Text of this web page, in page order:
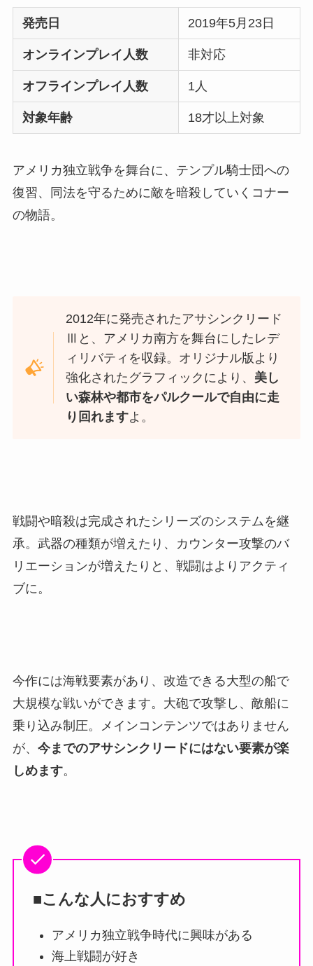
発売日 2019年5月23日
オンラインプレイ人数 非対応
オフラインプレイ人数 1人
対象年齢 18才以上対象
アメリカ独立戦争を舞台に、テンプル騎士団への
復習、同法を守るために敵を暗殺していくコナー
の物語。
2012年に発売されたアサシンクリード
Ⅲと、アメリカ南方を舞台にしたレデ
ィリバティを収録。オリジナル版より
強化されたグラフィックにより、 美し
い森林や都市をパルクールで自由に走
り回れますよ。
戦闘や暗殺は完成されたシリーズのシステムを継
承。武器の種類が増えたり、カウンター攻撃のバ
リエーションが増えたりと、戦闘はよりアクティ
ブに。
今作には海戦要素があり、改造できる大型の船で
大規模な戦いができます。大砲で攻撃し、敵船に
乗り込み制圧。メインコンテンツではありません
が、 今までのアサシンクリードにはない要素が楽
しめます。
■こんな人におすすめ
アメリカ独立戦争時代に興味がある
海上戦闘が好き